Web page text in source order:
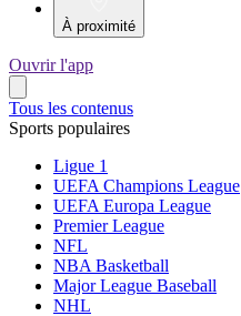
À proximité
Ouvrir l'app
Tous les contenus
Sports populaires
Ligue 1
UEFA Champions League
UEFA Europa League
Premier League
NFL
NBA Basketball
Major League Baseball
NHL